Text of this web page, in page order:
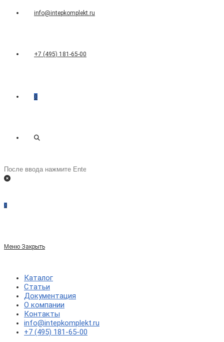
info@intepkomplekt.ru
+7 (495) 181-65-00
0
Переключить
сайту
Поиск
на
0
Меню Закрыть
Каталог
Статьи
Документация
О компании
Контакты
info@intepkomplekt.ru
+7 (495) 181-65-00